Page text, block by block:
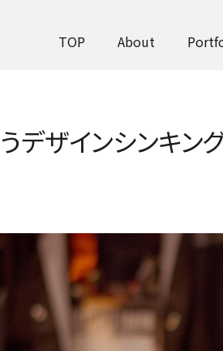
TOP About
デザインシンキン